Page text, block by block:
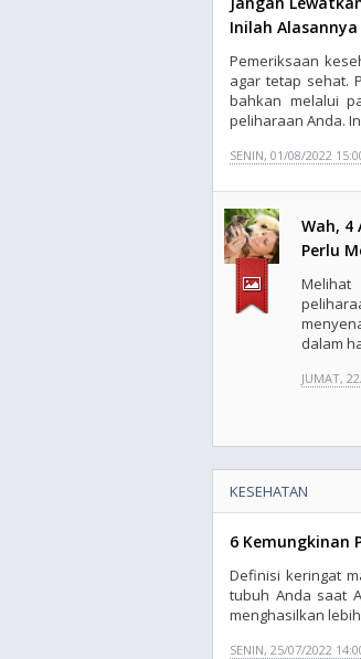
Inilah Alasannya
Pemeriksaan
agar tetap sehat.
bahkan melalui
peliharaan Anda.
SENIN, 01/08/2022
Wah, 4
Perlu
dalam
JUMAT,
KESEHATAN
6 Kemungkinan
Definisi keringat
tubuh Anda saat
menghasilkan
SENIN, 25/07/2022